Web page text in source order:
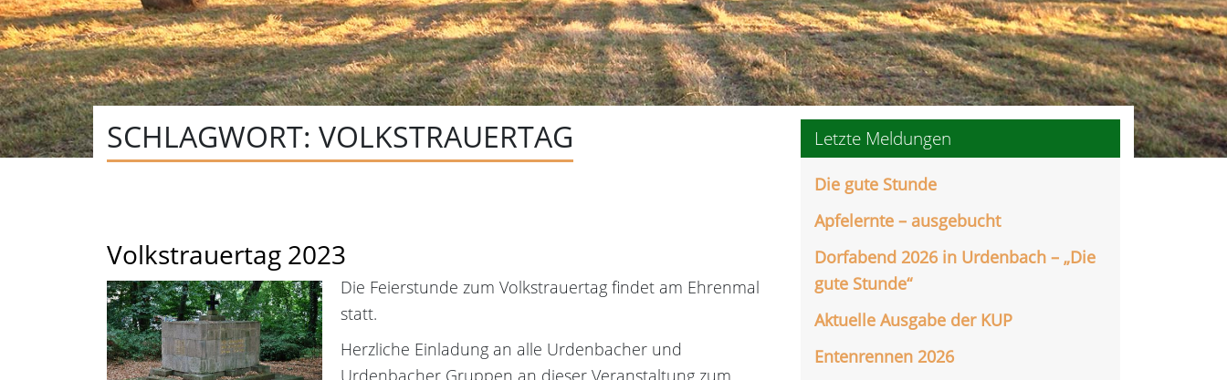
SCHLAGWORT: VOLKSTRAUERTAG
Volkstrauertag 2023
Die Feierstunde zum Volkstrauertag findet am Ehrenmal
statt.
Herzliche Einladung an alle Urdenbacher und
Urdenbacher Gruppen an dieser Veranstaltung zum
Letzte Meldungen
Die gute Stunde
Apfelernte – ausgebucht
Dorfabend 2026 in Urdenbach – „Die
gute Stunde“
Aktuelle Ausgabe der KUP
Entenrennen 2026